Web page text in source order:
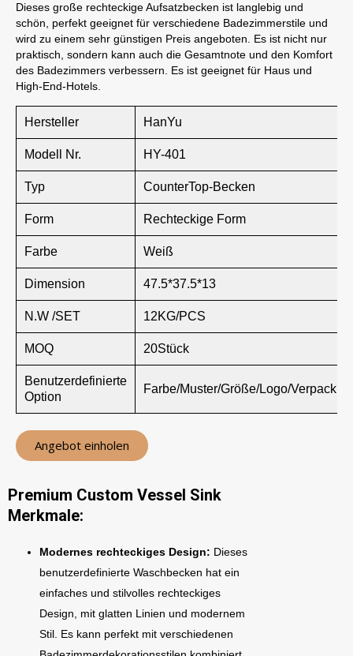
Dieses große rechteckige Aufsatzbecken ist langlebig und
schön, perfekt geeignet für verschiedene Badezimmerstile und
wird zu einem sehr günstigen Preis angeboten. Es ist nicht nur
praktisch, sondern kann auch die Gesamtnote und den Komfort
des Badezimmers verbessern. Es ist geeignet für Haus und
High-End-Hotels.
Hersteller HanYu
Modell Nr. HY-401
Typ CounterTop-Becken
Form Rechteckige Form
Farbe Weiß
Dimension 47.5*37.5*13
N.W /SET 12KG/PCS
MOQ 20Stück
Benutzerdefinierte
Option
Farbe/Muster/Größe/Logo/
Angebot einholen
Premium Custom Vessel Sink
Merkmale:
Modernes rechteckiges Design: Dieses
benutzerdefinierte Waschbecken hat ein
einfaches und stilvolles rechteckiges
Design, mit glatten Linien und modernem
Stil. Es kann perfekt mit verschiedenen